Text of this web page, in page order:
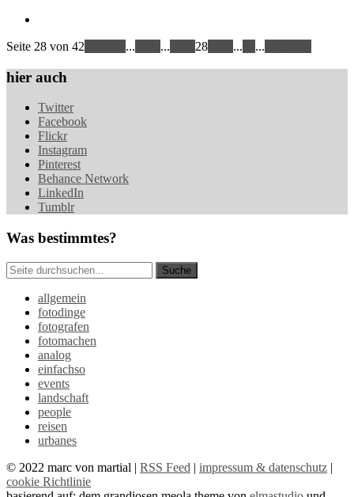
Seite 28 von 42 ... ... 28 ... ...
hier auch
Twitter
Facebook
Flickr
Instagram
Pinterest
Behance Network
LinkedIn
Tumblr
Was bestimmtes?
allgemein
fotodinge
fotografen
fotomachen
analog
einfachso
events
landschaft
people
reisen
urbanes
© 2022 marc von martial | RSS Feed | impressum & datenschutz |
cookie Richtlinie